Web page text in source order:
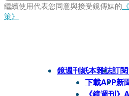
繼續使用代表您同意與接受鏡傳媒的
策》
鏡週刊紙本雜誌訂
下載APP新